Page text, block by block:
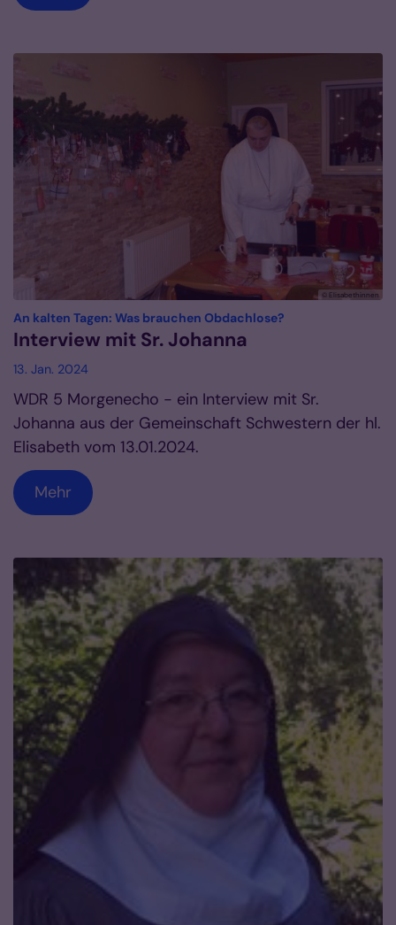
© Elisabethinnen
An kalten Tagen: Was brauchen Obdachlose?
Interview mit Sr. Johanna
13. Jan. 2024
WDR 5 Morgenecho - ein Interview mit Sr.
Johanna aus der Gemeinschaft Schwestern der hl.
Elisabeth vom 13.01.2024.
Mehr